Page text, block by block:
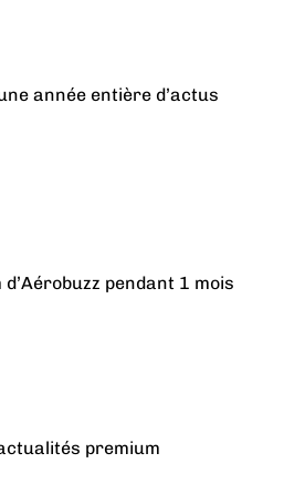
année entière d’actus
pendant 1 mois
premium